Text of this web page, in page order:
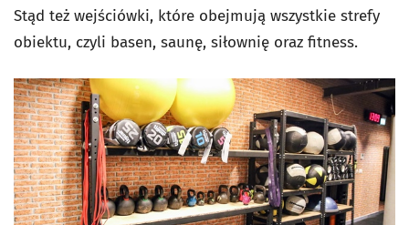
Stąd też wejściówki, które obejmują wszystkie strefy
obiektu, czyli basen, saunę, siłownię oraz fitness.